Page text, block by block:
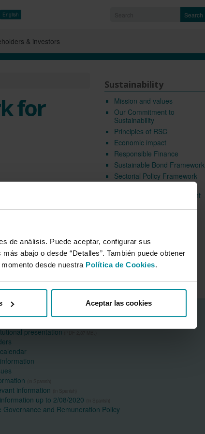
de análisis. Puede aceptar, configurar sus
abajo o desde “Detalles”. También puede obtener
desde nuestra Política de Cookies.
Aceptar las cookies
English Search
& investors
for
Sustainability
Mission and values
Our Commitment to
Sustainability
Principles of RSC
Economic impact
Responsible Finance
Sustainable Bond Framework
Sectorial Policy Framework
for Climate
Environmental Management
Sustainability Report
ESG risk rating reports
investors
presentation
information
up to 2/08/2020
Governance and Remuneration Policy